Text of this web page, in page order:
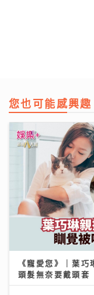
您也可能感興趣
《寵愛您》｜葉
頭髮無奈要戴頭套